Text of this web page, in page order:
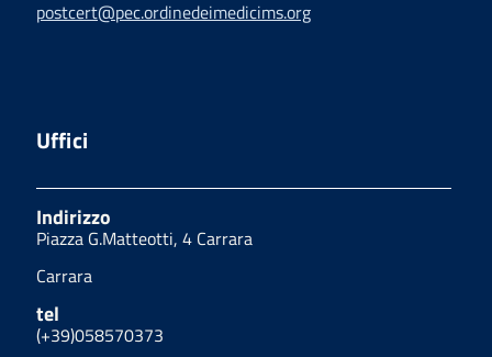
postcert@pec.ordinedeimedicims.org
Uffici
Indirizzo
Piazza G.Matteotti, 4 Carrara
Carrara
tel
(+39)058570373